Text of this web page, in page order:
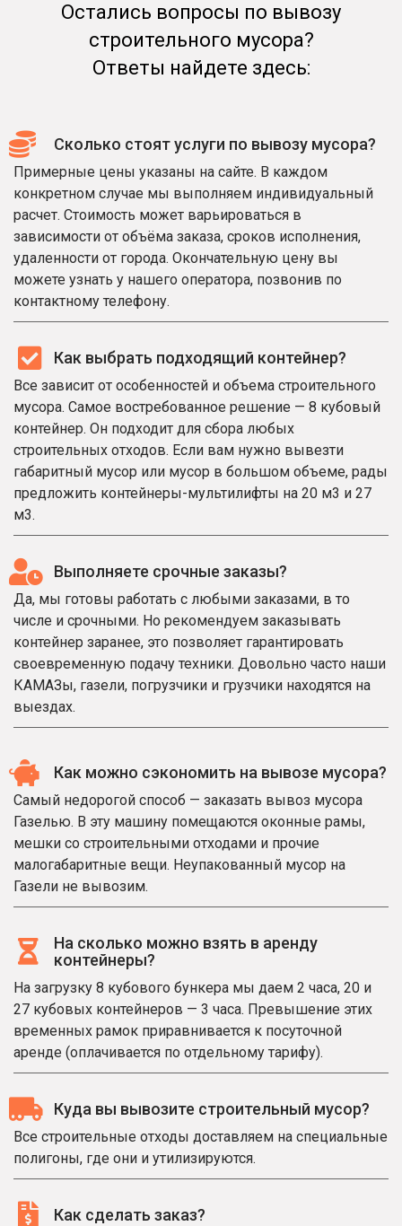
Остались вопросы по вывозу
строительного мусора?
Ответы найдете здесь:
Сколько стоят услуги по вывозу мусора?
Примерные цены указаны на сайте. В каждом
конкретном случае мы выполняем индивидуальный
расчет. Стоимость может варьироваться в
зависимости от объёма заказа, сроков исполнения,
удаленности от города. Окончательную цену вы
можете узнать у нашего оператора, позвонив по
контактному телефону.
Как выбрать подходящий контейнер?
Все зависит от особенностей и объема строительного
мусора. Самое востребованное решение — 8 кубовый
контейнер. Он подходит для сбора любых
строительных отходов. Если вам нужно вывезти
габаритный мусор или мусор в большом объеме, рады
предложить контейнеры-мультилифты на 20 м3 и 27
м3.
Выполняете срочные заказы?
Да, мы готовы работать с любыми заказами, в то
числе и срочными. Но рекомендуем заказывать
контейнер заранее, это позволяет гарантировать
своевременную подачу техники. Довольно часто наши
КАМАЗы, газели, погрузчики и грузчики находятся на
выездах.
Как можно сэкономить на вывозе мусора?
Самый недорогой способ — заказать вывоз мусора
Газелью. В эту машину помещаются оконные рамы,
мешки со строительными отходами и прочие
малогабаритные вещи. Неупакованный мусор на
Газели не вывозим.
На сколько можно взять в аренду
контейнеры?
На загрузку 8 кубового бункера мы даем 2 часа, 20 и
27 кубовых контейнеров — 3 часа. Превышение этих
временных рамок приравнивается к посуточной
аренде (оплачивается по отдельному тарифу).
Куда вы вывозите строительный мусор?
Все строительные отходы доставляем на специальные
полигоны, где они и утилизируются.
Как сделать заказ?